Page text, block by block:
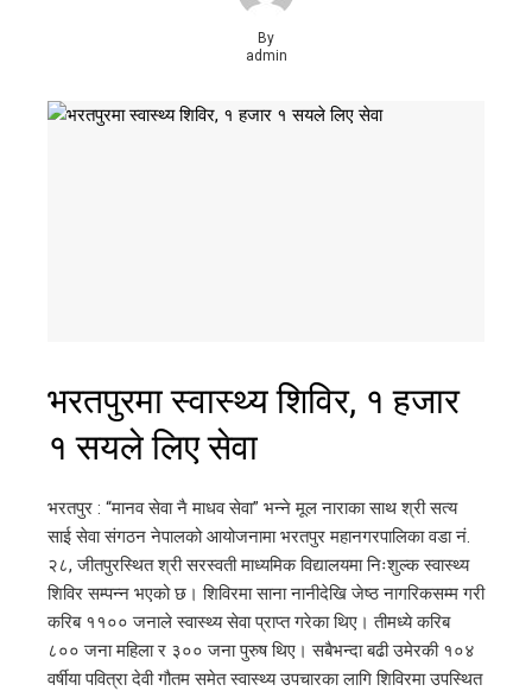
By
admin
भरतपुरमा स्वास्थ्य शिविर, १ हजार
१ सयले लिए सेवा
भरतपुर : “मानव सेवा नै माधव सेवा” भन्ने मूल नाराका साथ श्री सत्य
साई सेवा संगठन नेपालको आयोजनामा भरतपुर महानगरपालिका वडा नं.
२८, जीतपुरस्थित श्री सरस्वती माध्यमिक विद्यालयमा निःशुल्क स्वास्थ्य
शिविर सम्पन्न भएको छ। शिविरमा साना नानीदेखि जेष्ठ नागरिकसम्म गरी
करिब ११०० जनाले स्वास्थ्य सेवा प्राप्त गरेका थिए। तीमध्ये करिब
८०० जना महिला र ३०० जना पुरुष थिए। सबैभन्दा बढी उमेरकी १०४
वर्षीया पवित्रा देवी गौतम समेत स्वास्थ्य उपचारका लागि शिविरमा उपस्थित